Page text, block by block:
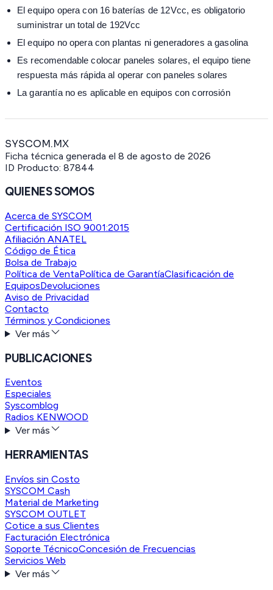
El equipo opera con 16 baterías de 12Vcc, es obligatorio
suministrar un total de 192Vcc
El equipo no opera con plantas ni generadores a gasolina
Es recomendable colocar paneles solares, el equipo tiene
respuesta más rápida al operar con paneles solares
La garantía no es aplicable en equipos con corrosión
SYSCOM.MX
Ficha técnica generada el 8 de agosto de 2026
ID Producto: 87844
QUIENES SOMOS
Acerca de SYSCOM
Certificación ISO 9001:2015
Afiliación ANATEL
Código de Ética
Bolsa de Trabajo
Política de VentaPolítica de GarantíaClasificación de
EquiposDevoluciones
Aviso de Privacidad
Contacto
Términos y Condiciones
Ver más
PUBLICACIONES
Eventos
Especiales
Syscomblog
Radios KENWOOD
Ver más
HERRAMIENTAS
Envíos sin Costo
SYSCOM Cash
Material de Marketing
SYSCOM OUTLET
Cotice a sus Clientes
Facturación Electrónica
Soporte TécnicoConcesión de Frecuencias
Servicios Web
Ver más